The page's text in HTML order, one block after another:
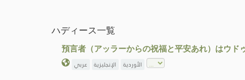
ハディース一覧
預言者（アッラーからの祝福と平安あれ）はウド
عربي الإنجليزية الأوردية